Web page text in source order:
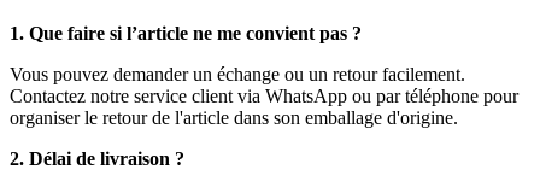
1. Que faire si l’article ne me convient pas ?
Vous pouvez demander un échange ou un retour facilement.
Contactez notre service client via WhatsApp ou par téléphone pour
organiser le retour de l'article dans son emballage d'origine.
2. Délai de livraison ?